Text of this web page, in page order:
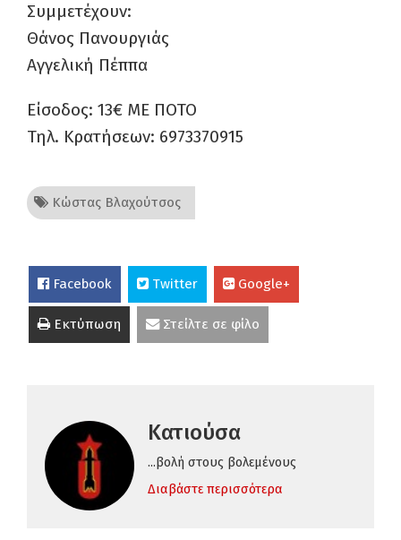
Συμμετέχουν:
Θάνος Πανουργιάς
Αγγελική Πέππα
Είσοδος: 13€ ΜΕ ΠΟΤΟ
Τηλ. Κρατήσεων: 6973370915
Κώστας Βλαχούτσος
Facebook Twitter Google+
Εκτύπωση Στείλτε σε φίλο
Κατιούσα
...βολή στους βολεμένους
Διαβάστε περισσότερα